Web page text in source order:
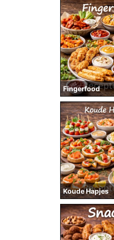
Fingerfood
Koude Hapjes